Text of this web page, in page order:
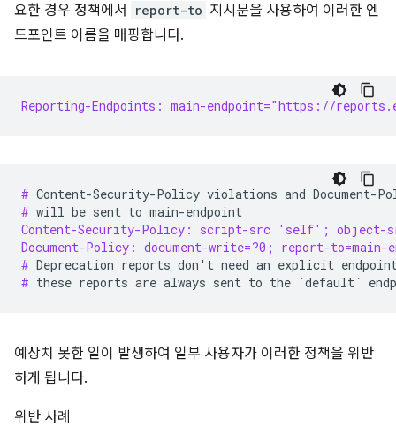
요한 경우 정책에서
report-to 지시문을 사용하여 이러한 엔
드포인트 이름을 매핑합니다.
Reporting-Endpoints: main-endpoint="https://
# Content-Security-Policy violations and Document-
# will be sent to
Content-Security-Policy: script-src 'self'; object-
Document-Policy: document-write=?0; report-to=main-
# Deprecation reports don ' t need an explicit
# these reports are always sent to the `default `
예상치 못한 일이 발생하여 일부 사용자가 이러한 정책을 위반
하게 됩니다.
위반 사례